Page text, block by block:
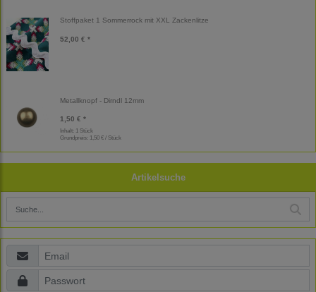
Stoffpaket 1 Sommerrock mit XXL Zackenlitze
52,00 € *
Metallknopf - Dirndl 12mm
1,50 € *
Inhalt: 1 Stück
Grundpreis: 1,50 € / Stück
Artikelsuche